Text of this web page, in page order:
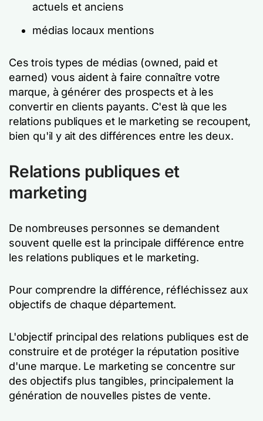
actuels et anciens
médias locaux mentions
Ces trois types de médias (owned, paid et
earned) vous aident à faire connaître votre
marque, à générer des prospects et à les
convertir en clients payants. C'est là que les
relations publiques et le marketing se recoupent,
bien qu'il y ait des différences entre les deux.
Relations publiques et
marketing
De nombreuses personnes se demandent
souvent quelle est la principale différence entre
les relations publiques et le marketing.
Pour comprendre la différence, réfléchissez aux
objectifs de chaque département.
L'objectif principal des relations publiques est de
construire et de protéger la réputation positive
d'une marque. Le marketing se concentre sur
des objectifs plus tangibles, principalement la
génération de nouvelles pistes de vente.